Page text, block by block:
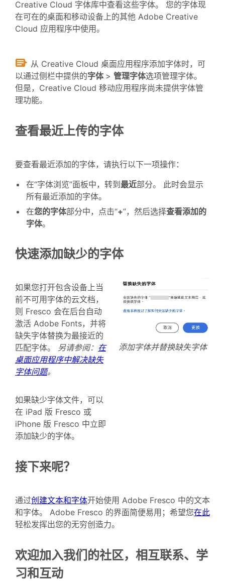
Creative Cloud 字体库中查看这些字体。 您的字体现
在可在的桌面和移动设备上的其他 Adobe Creative
Cloud 应用程序中使用。
从 Creative Cloud 桌面应用程序添加字体时，可
以通过侧栏中提供的字体 > 管理字体选项管理字体。
但是，Creative Cloud 移动应用程序尚未提供字体管
理功能。
查看最近上传的字体
要查看最近添加的字体，请执行以下一项操作：
在“字体浏览”面板中，转到 最近部分。 此时会显示
所有最近添加的字体。
在您的字体部分中，点击“+”，然后选择查看添加的
字体。
快速添加缺少的字体
如果您打开包含设备上当
前不可用字体的云文档，
则 Fresco 会在后台自动
激活 Adobe Fonts，并将
缺失字体替换为最接近的
匹配字体。 另请参阅： 在
桌面应用程序中解决缺失
字体问题。
如果缺少字体文件，可以
在 iPad 版 Fresco 或
iPhone 版 Fresco 中立即
添加缺少的字体。
添加字体并替换缺失字体
接下来呢？
通过创建文本和字体开始使用 Adobe Fresco 中的文本
和字体。 Adobe Fresco 的界面简便易用；希望您在此
轻松发挥出您的无穷创造力。
欢迎加入我们的社区，相互联系、学
习和互动